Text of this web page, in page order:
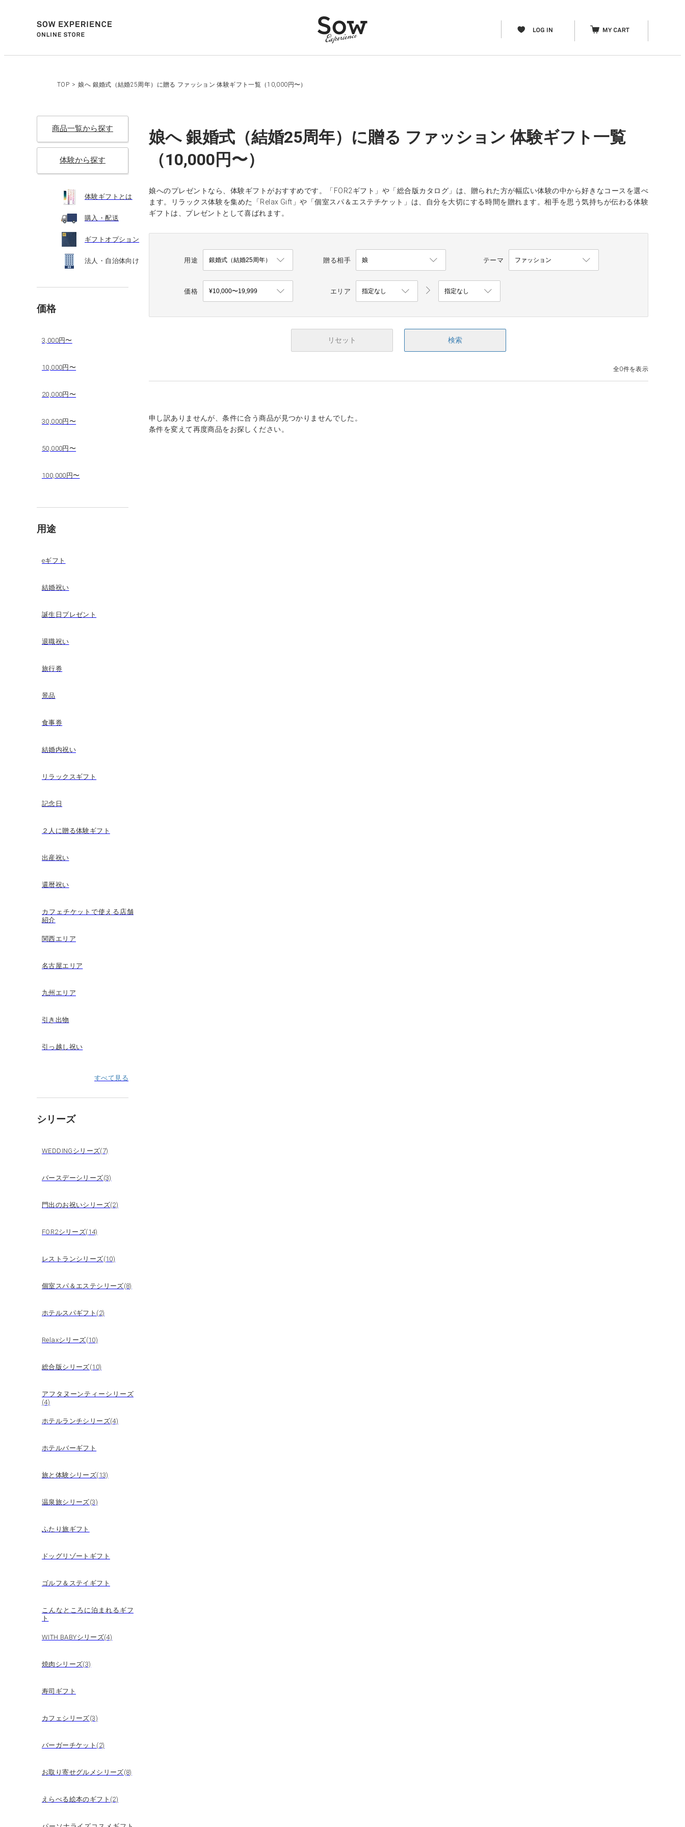
TOP > 娘へ 銀婚式（結婚25周年）に贈る ファッション 体験ギフト一覧（10,000円〜）
商品一覧から探す
体験から探す
体験ギフトとは
購入・配送
ギフトオプション
法人・自治体向け
価格
3,000円〜
10,000円〜
20,000円〜
30,000円〜
50,000円〜
100,000円〜
用途
eギフト
結婚祝い
誕生日プレゼント
退職祝い
旅行券
景品
食事券
結婚内祝い
リラックスギフト
記念日
２人に贈る体験ギフト
出産祝い
還暦祝い
カフェチケットで使える店舗
紹介
関西エリア
名古屋エリア
九州エリア
引き出物
引っ越し祝い
すべて見る
シリーズ
WEDDINGシリーズ(7)
バースデーシリーズ(3)
門出のお祝いシリーズ(2)
FOR2シリーズ(14)
レストランシリーズ(10)
個室スパ＆エステシリーズ(8)
ホテルスパギフト(2)
Relaxシリーズ(10)
総合版シリーズ(10)
アフタヌーンティーシリーズ
(4)
ホテルランチシリーズ(4)
ホテルバーギフト
旅と体験シリーズ(13)
温泉旅シリーズ(3)
ふたり旅ギフト
ドッグリゾートギフト
ゴルフ＆ステイギフト
こんなところに泊まれるギフ
ト
WITH BABYシリーズ(4)
焼肉シリーズ(3)
寿司ギフト
カフェシリーズ(3)
バーガーチケット(2)
お取り寄せグルメシリーズ(8)
えらべる絵本のギフト(2)
娘へ 銀婚式（結婚25周年）に贈る ファッション 体験ギフト一覧
（10,000円〜）
娘へのプレゼントなら、体験ギフトがおすすめです。「FOR2ギフト」や「総合版カタログ」は、贈られた方が幅広い体験の中から好きなコースを選べ
ます。リラックス体験を集めた「Relax Gift」や「個室スパ＆エステチケット」は、自分を大切にする時間を贈れます。相手を思う気持ちが伝わる体験
ギフトは、プレゼントとして喜ばれます。
用途 贈る相手 テーマ
価格 エリア
リセット 検索
全0件を表示
申し訳ありませんが、条件に合う商品が見つかりませんでした。
条件を変えて再度商品をお探しください。